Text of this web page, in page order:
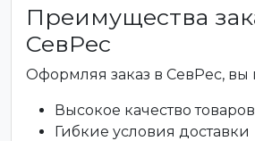
Преимущества
СевРес
Оформляя заказ в СевРес, вы
Высокое качество товаров
Гибкие условия доставки